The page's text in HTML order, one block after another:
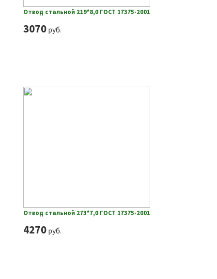
Отвод стальной 219*8,0 ГОСТ 17375-2001
3070руб.
Отвод стальной 273*7,0 ГОСТ 17375-2001
4270руб.